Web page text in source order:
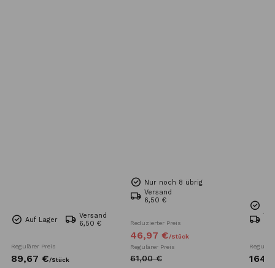
Auf Lager
Versand
6,50 €
Regulärer Preis
89,67 €/Stück
Nur noch 8 übrig
Versand
6,50 €
Reduzierter Preis
46,97 €/Stück
Regulärer Preis
61,00 € 164,